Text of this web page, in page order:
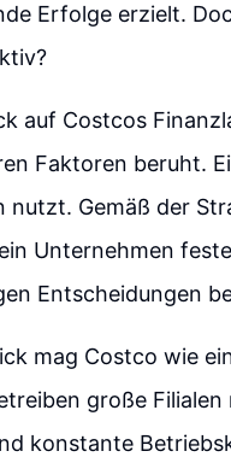
Erfolge erzielt.
auf Costcos
Faktoren beruht.
nutzt. Gemäß der
Unternehmen
Entscheidungen
mag Costco wie
große
konstante